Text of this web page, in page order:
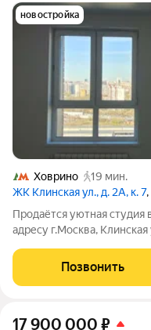
новостройка
Ховрино
19 мин.
ЖК Клинская ул., д. 2А, к. 7
Продаётся уютная
адресу г.Москва,
Квартира расположена
открывает
Позвонить
17 900 000 ₽